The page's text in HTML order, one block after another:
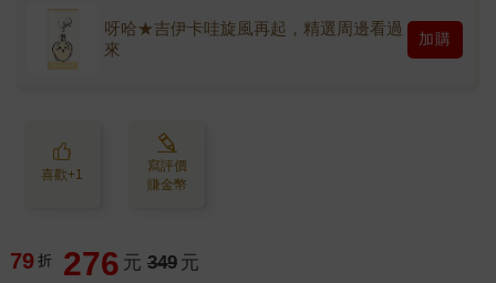
呀哈★吉伊卡哇旋風再起，精選周邊看過
來
加購
喜歡+1
寫評價
賺金幣
79 折 276 元 349 元